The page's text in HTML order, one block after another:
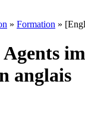
» Formation »
anglais